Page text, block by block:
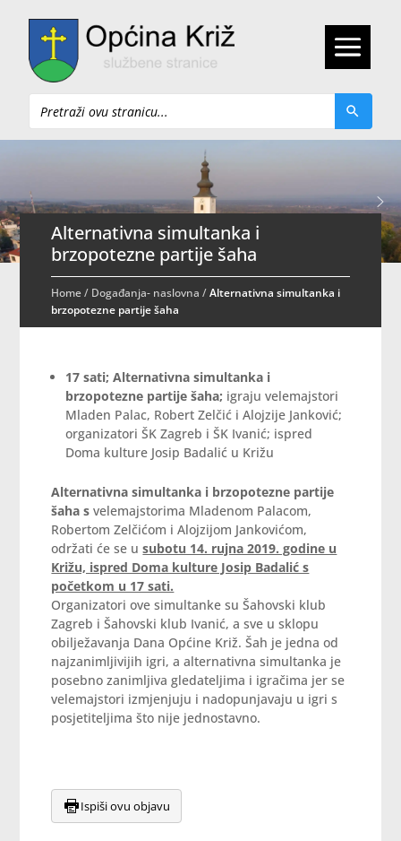
Pretraži
Alternativna simultanka i
brzopotezne partije šaha
Home/ Događanja- naslovna /Alternativna simultanka i
brzopotezne partije šaha
17 sati; Alternativna simultanka i
brzopotezne partije šaha; igraju velemajstori
Mladen Palac, Robert Zelčić i Alojzije Janković;
organizatori ŠK Zagreb i ŠK Ivanić; ispred
Doma kulture Josip Badalić u Križu
Alternativna simultanka i brzopotezne partije
šaha svelemajstorima Mladenom Palacom,
Robertom Zelčićom i Alojzijom Jankovićom,
održati će se usubotu 14. rujna 2019. godine u
Križu, ispred Doma kulture Josip Badalić s
početkom u 17 sati.
Organizatori ove simultanke su Šahovski klub
Zagreb i Šahovski klub Ivanić, a sve u sklopu
obilježavanja Dana Općine Križ. Šah je jedna od
najzanimljivijih igri, a alternativna simultanka je
posebno zanimljiva gledateljima i igračima jer se
velemajstori izmjenjuju i nadopunjavaju u igri s
posjetiteljima što nije jednostavno.
Ispiši ovu objavu